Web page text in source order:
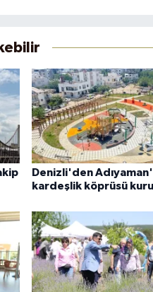
Denizli'den
kardeşlik köprüsü